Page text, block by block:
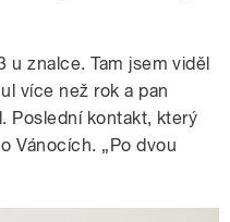
u znalce. Tam jsem viděl
více než rok a pan
Poslední kontakt, který
Vánocích. „Po dvou